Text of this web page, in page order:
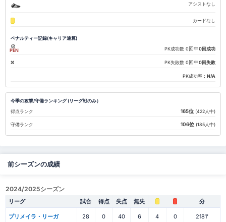
アシストなし
カードなし
ペナルティー記録(キャリア通算)
PEN PK成功数 0 回中0回成功
PK失敗数 0回中0回失敗
PK成功率：N/A
今季の攻撃/守備ランキング (リーグ戦のみ）
得点ランク
165位 (422人中)
守備ランク 106位 (185人中)
前シーズンの成績
2024/2025シーズン
リーグ 試合 得点 失点 無失 分
プリメイラ・リーガ 28 0 40 6 4 0 2181'